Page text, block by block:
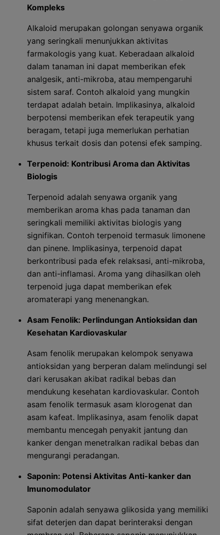
Kompleks
Alkaloid merupakan golongan senyawa organik
yang seringkali menunjukkan aktivitas
farmakologis yang kuat. Keberadaan alkaloid
dalam tanaman ini dapat memberikan efek
analgesik, anti-mikroba, atau mempengaruhi
sistem saraf. Contoh alkaloid yang mungkin
terdapat adalah betain. Implikasinya, alkaloid
berpotensi memberikan efek terapeutik yang
beragam, tetapi juga memerlukan perhatian
khusus terkait dosis dan potensi efek samping.
Terpenoid: Kontribusi Aroma dan Aktivitas
Biologis
Terpenoid adalah senyawa organik yang
memberikan aroma khas pada tanaman dan
seringkali memiliki aktivitas biologis yang
signifikan. Contoh terpenoid termasuk limonene
dan pinene. Implikasinya, terpenoid dapat
berkontribusi pada efek relaksasi, anti-mikroba,
dan anti-inflamasi. Aroma yang dihasilkan oleh
terpenoid juga dapat memberikan efek
aromaterapi yang menenangkan.
Asam Fenolik: Perlindungan Antioksidan dan
Kesehatan Kardiovaskular
Asam fenolik merupakan kelompok senyawa
antioksidan yang berperan dalam melindungi sel
dari kerusakan akibat radikal bebas dan
mendukung kesehatan kardiovaskular. Contoh
asam fenolik termasuk asam klorogenat dan
asam kafeat. Implikasinya, asam fenolik dapat
membantu mencegah penyakit jantung dan
kanker dengan menetralkan radikal bebas dan
mengurangi peradangan.
Saponin: Potensi Aktivitas Anti-kanker dan
Imunomodulator
Saponin adalah senyawa glikosida yang memiliki
sifat deterjen dan dapat berinteraksi dengan